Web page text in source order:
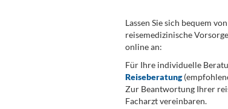
Lassen Sie sich bequem
reisemedizinische
online an:
Für Ihre individuelle
Reiseberatung
Zur Beantwortung Ihrer
Facharzt vereinbaren.